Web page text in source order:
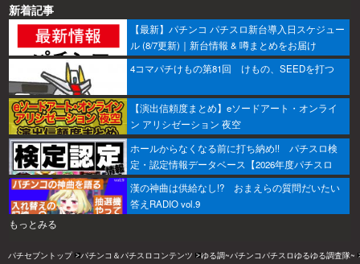
新着記事
【最新】パチンコ パチスロ新台導入日スケジュー
ル (8/7更新)｜新台情報 & 噂まとめをお届け
4コマパチけもの第81回 けもの、SEEDを打つ
【演出信頼度まとめ】eソードアート・オンライ
ン アリシゼーション 夜空
ホールからなくなる前に打ち納め!! パチスロ検
定・認定情報データベース【2026年度パチスロ
版】
漢の神曲は供給なし!? おまえらの質問だいたい
答えRADIO vol.9
もっとみる
パチセブントップ パチンコ＆パチスロコンテンツ ゆる調~パチンコパチスロゆるゆる調査隊~